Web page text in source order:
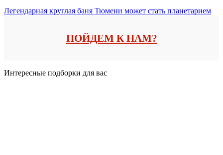
Легендарная круглая баня Тюмени может стать планетарием
ПОЙДЕМ К НАМ?
Интересные подборки для вас